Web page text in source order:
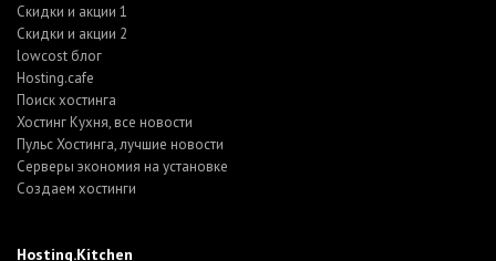
Скидки и акции 1
Скидки и акции 2
lowcost блог
Hosting.cafe
Поиск хостинга
Хостинг Кухня, все новости
Пульс Хостинга, лучшие новости
Серверы экономия на установке
Создаем хостинги
Hosting.Kitchen